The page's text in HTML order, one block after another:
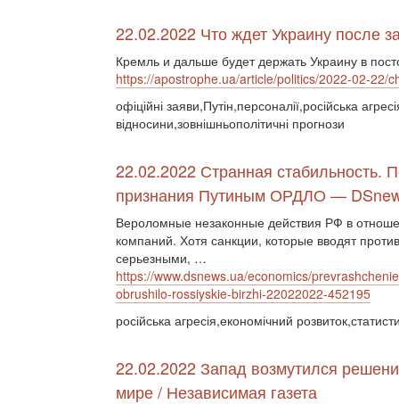
22.02.2022 Что ждет Украину после
Кремль и дальше будет держать Украину в
https://apostrophe.ua/article/politics/2022-02-22/
офіційні заяви,Путін,персоналії,російська
відносини,зовнішньополітичні прогнози
22.02.2022 Странная стабильность.
признания Путиным ОРДЛО —
Вероломные незаконные действия РФ в
компаний. Хотя санкции, которые вводят
серьезными, …
https://www.dsnews.ua/economics/
obrushilo-rossiyskie-birzhi-22022022-452195
російська агресія,економічний
22.02.2022 Запад возмутился
мире / Независимая газета